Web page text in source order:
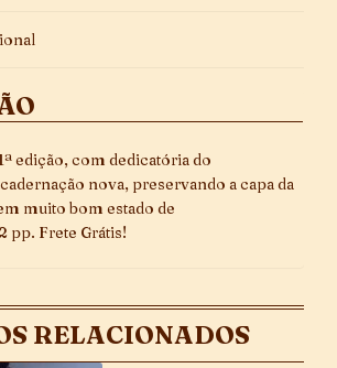
edição, com dedicatória do
nova, preservando a capa da
muito bom estado de
pp. Frete Grátis!
RELACIONADOS